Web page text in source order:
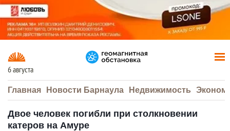
6 августа
Главная Новости Барнаула Недвижимость
Двое человек погибли при столкновении
катеров на Амуре